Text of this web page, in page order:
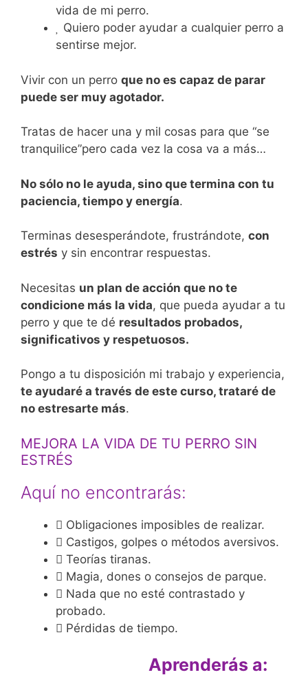
vida de mi perro.
Quiero poder ayudar a cualquier perro a
sentirse mejor.
Vivir con un perro que no es capaz de parar
puede ser muy agotador.
Tratas de hacer una y mil cosas para que “se
tranquilice”pero cada vez la cosa va a más…
No sólo no le ayuda, sino que termina con tu
paciencia, tiempo y energía.
Terminas desesperándote, frustrándote, con
estrés y sin encontrar respuestas.
Necesitas un plan de acción que no te
condicione más la vida, que pueda ayudar a tu
perro y que te dé resultados probados,
significativos y respetuosos.
Pongo a tu disposición mi trabajo y experiencia,
te ayudaré a través de este curso, trataré de
no estresarte más.
MEJORA LA VIDA DE TU PERRO SIN
ESTRÉS
Aquí no encontrarás:
Obligaciones imposibles de realizar.
Castigos, golpes o métodos aversivos.
Teorías tiranas.
Magia, dones o consejos de parque.
Nada que no esté contrastado y
probado.
Pérdidas de tiempo.
Aprenderás a: